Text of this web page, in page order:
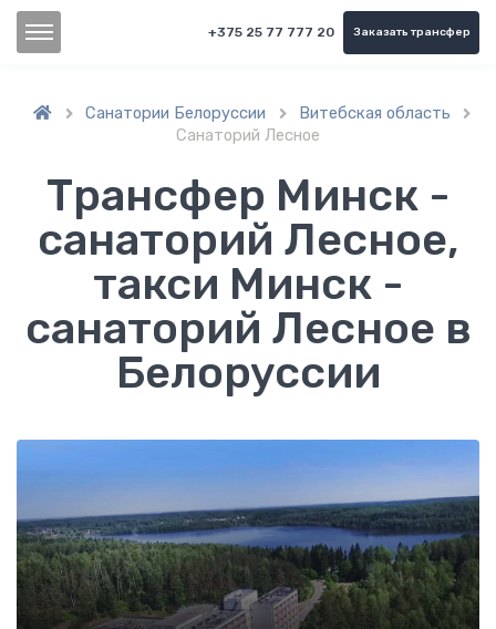
+375 25 77 777 20 Заказать трансфер
 Санатории Белоруссии  Витебская область 
Санаторий Лесное
Трансфер Минск -
санаторий Лесное,
такси Минск -
санаторий Лесное в
Белоруссии